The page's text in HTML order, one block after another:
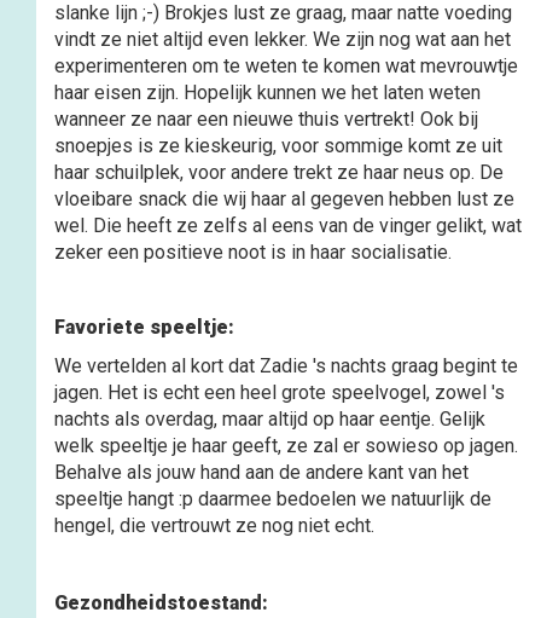
slanke lijn ;-) Brokjes lust ze graag, maar natte voeding
vindt ze niet altijd even lekker. We zijn nog wat aan het
experimenteren om te weten te komen wat mevrouwtje
haar eisen zijn. Hopelijk kunnen we het laten weten
wanneer ze naar een nieuwe thuis vertrekt! Ook bij
snoepjes is ze kieskeurig, voor sommige komt ze uit
haar schuilplek, voor andere trekt ze haar neus op. De
vloeibare snack die wij haar al gegeven hebben lust ze
wel. Die heeft ze zelfs al eens van de vinger gelikt, wat
zeker een positieve noot is in haar socialisatie.
Favoriete speeltje:
We vertelden al kort dat Zadie 's nachts graag begint te
jagen. Het is echt een heel grote speelvogel, zowel 's
nachts als overdag, maar altijd op haar eentje. Gelijk
welk speeltje je haar geeft, ze zal er sowieso op jagen.
Behalve als jouw hand aan de andere kant van het
speeltje hangt :p daarmee bedoelen we natuurlijk de
hengel, die vertrouwt ze nog niet echt.
Gezondheidstoestand: